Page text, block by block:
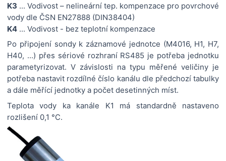
K3 ... Vodivost – nelineární tep. kompenzace pro povrchové
vody dle ČSN EN27888 (DIN38404)
K4 ... Vodivost - bez teplotní kompenzace
Po připojení sondy k záznamové jednotce (M4016, H1, H7,
H40, ...) přes sériové rozhraní RS485 je potřeba jednotku
parametyrizovat. V závislosti na typu měřené veličiny je
potřeba nastavit rozdílné číslo kanálu dle předchozí tabulky
a dále měřící jednotky a počet desetinných míst.
Teplota vody ka kanále K1 má standardně nastaveno
rozlišení 0,1 °C.